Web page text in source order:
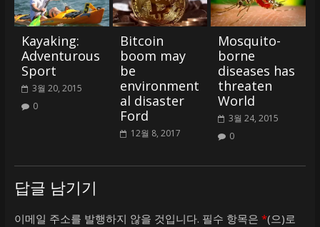
Kayaking:
Adventurous
Sport
3월 20, 2015
0
Bitcoin
boom may
be
environment
al disaster
Ford
12월 8, 2017
Mosquito-
borne
diseases has
threaten
World
3월 24, 2015
0
답글 남기기
이메일 주소를 발행하지 않을 것입니다. 필수 항목은 *(으)로